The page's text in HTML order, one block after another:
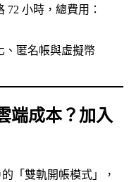
72 小時，總費用：
、匿名帳與虛擬幣
端成本？加入
「雙軌開帳模式」，